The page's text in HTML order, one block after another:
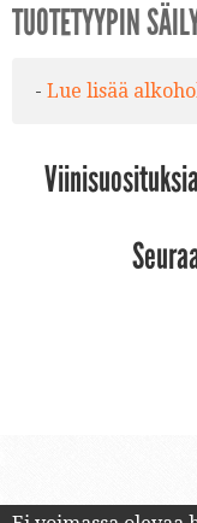
TUOTETYYPIN
- Lue lisää